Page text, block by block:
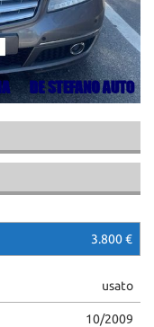
3.800 €
usato
10/2009